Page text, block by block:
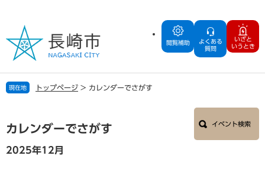
の
で
す
ー
ば
し
文
閲覧補助
よくある
質問
いざと
いうとき
現在地 トップページ > カレンダーでさがす
文
カレンダーでさがす イベント検索
2025年12月